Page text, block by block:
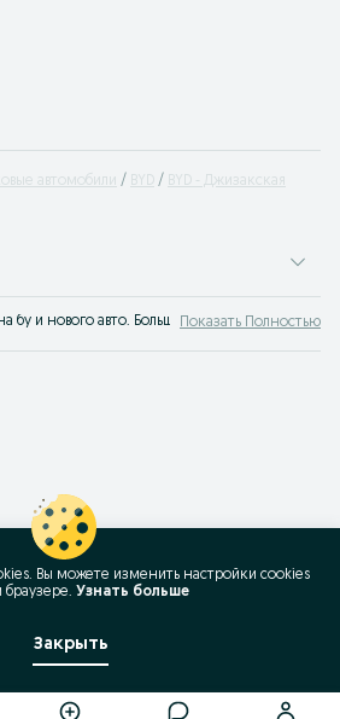
автомобили BYD
BYD - Джизакская
бу и нового авто. Большой выборПоказать Полностью
Вы можете изменить настройки cookies
браузере. Узнать больше
Закрыть